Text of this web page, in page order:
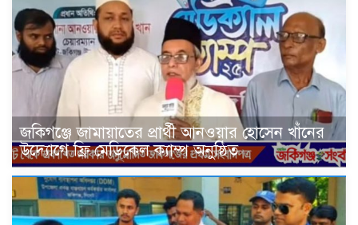
জকিগঞ্জে জামায়াতের প্রার্থী আনওয়ার হোসেন খাঁনের
উদ্যোগে ফ্রি মেডিকেল ক্যাম্প অনুষ্ঠিত